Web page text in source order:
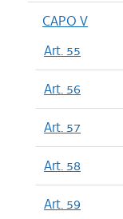
CAPO V
Art. 55
Art. 56
Art. 57
Art. 58
Art. 59